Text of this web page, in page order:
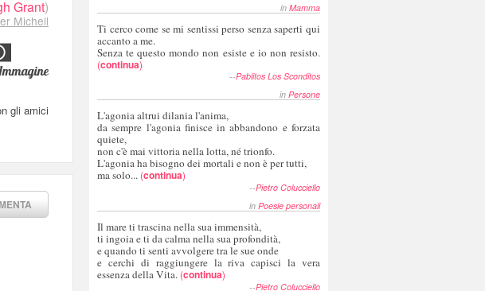
Grant)
Michell
gli amici
in Mamma
Ti cerco come se mi sentissi perso senza saperti qui
accanto a me.
Senza te questo mondo non esiste e io non resisto.
(continua)
--Pablitos Los Sconditos
in Persone
L'agonia altrui dilania l'anima,
da sempre l'agonia finisce in abbandono e forzata
quiete,
non c'è mai vittoria nella lotta, né trionfo.
L'agonia ha bisogno dei mortali e non è per tutti,
ma solo... (continua)
--Pietro Colucciello
in Poesie personali
Il mare ti trascina nella sua immensità,
ti ingoia e ti da calma nella sua profondità,
e quando ti senti avvolgere tra le sue onde
e cerchi di raggiungere la riva capisci la vera
essenza della Vita. (continua)
--Pietro Colucciello